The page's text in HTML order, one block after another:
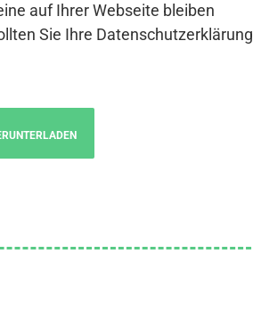
auf Ihrer Webseite bleiben
Sie Ihre Datenschutzerklärung